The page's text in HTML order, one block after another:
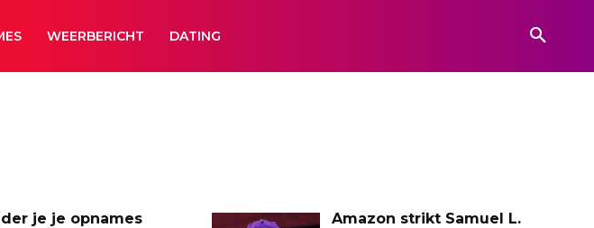
WEERBERICHT DATING
je je opnames
Amazon strikt Samuel L.